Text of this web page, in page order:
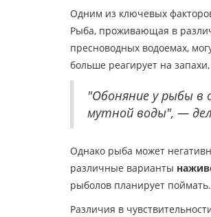
Одним из ключевых
Рыба, проживающая в
пресноводных водоемах,
больше реагирует на
"Обоняние у рыбы в
мутной воды", —
Однако рыба может
различные варианты
рыболов планирует поймать.
Различия в